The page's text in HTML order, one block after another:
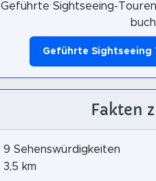
Geführte Sightseeing-
Geführte Sightseeing
Fakten
9 Sehenswürdigkeiten
3,5 km